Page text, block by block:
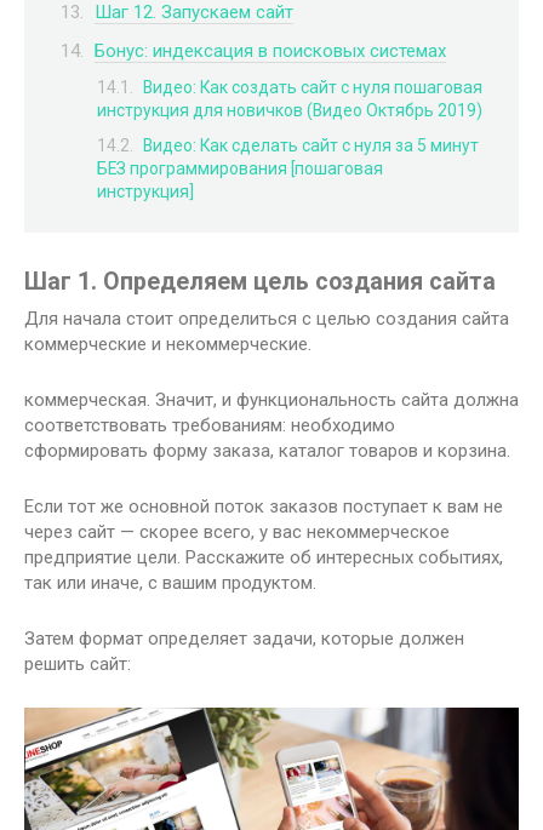
Шаг 12. Запускаем сайт
Бонус: индексация в поисковых системах
Видео: Как создать сайт с нуля пошаговая
инструкция для новичков (Видео Октябрь 2019)
Видео: Как сделать сайт с нуля за 5 минут
БЕЗ программирования [пошаговая
инструкция]
Шаг 1. Определяем цель создания сайта
Для начала стоит определиться с целью создания сайта
коммерческие и некоммерческие.
коммерческая. Значит, и функциональность сайта должна
соответствовать требованиям: необходимо
сформировать форму заказа, каталог товаров и корзина.
Если тот же основной поток заказов поступает к вам не
через сайт — скорее всего, у вас некоммерческое
предприятие цели. Расскажите об интересных событиях,
так или иначе, с вашим продуктом.
Затем формат определяет задачи, которые должен
решить сайт: